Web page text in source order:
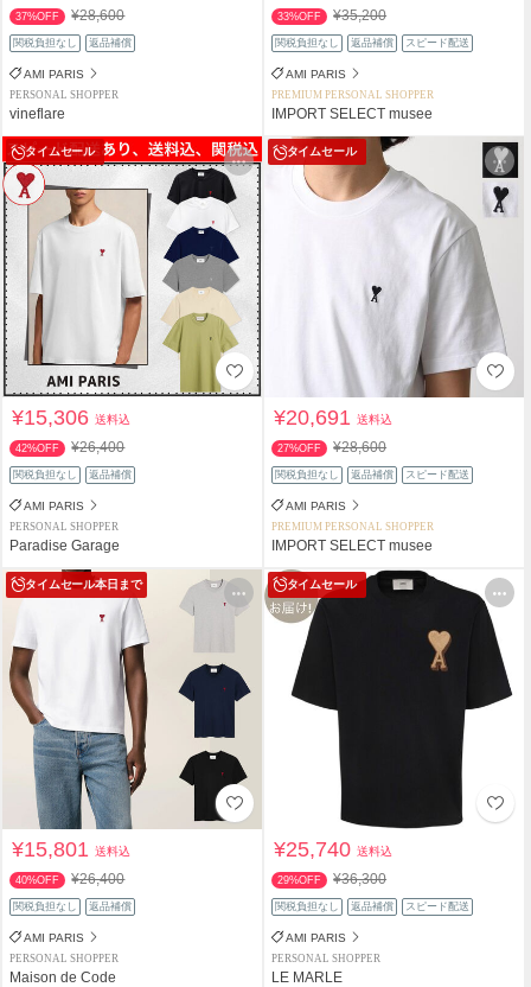
37%OFF ¥28,600
関税負担なし 返品補償
AMI PARIS
PERSONAL SHOPPER
vineflare
33%OFF ¥35,200
関税負担なし 返品補償 スピード配送
AMI PARIS
PREMIUM PERSONAL SHOPPER
IMPORT SELECT musee
タイムセール
¥15,306送料込
42%OFF ¥26,400
関税負担なし 返品補償
AMI PARIS
PERSONAL SHOPPER
Paradise Garage
タイムセール
¥20,691送料込
27%OFF ¥28,600
関税負担なし 返品補償 スピード配送
AMI PARIS
PREMIUM PERSONAL SHOPPER
IMPORT SELECT musee
タイムセール本日まで
¥15,801送料込
40%OFF ¥26,400
関税負担なし 返品補償
AMI PARIS
PERSONAL SHOPPER
Maison de Code
タイムセール
¥25,740送料込
29%OFF ¥36,300
関税負担なし 返品補償 スピード配送
AMI PARIS
PERSONAL SHOPPER
LE MARLE